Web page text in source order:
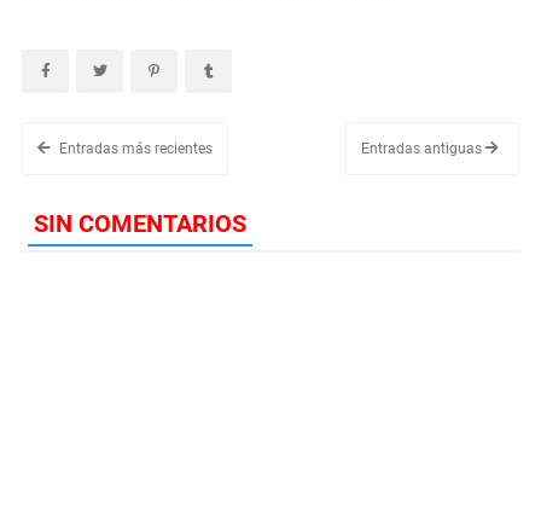
Entradas más recientes Entradas antiguas
SIN COMENTARIOS